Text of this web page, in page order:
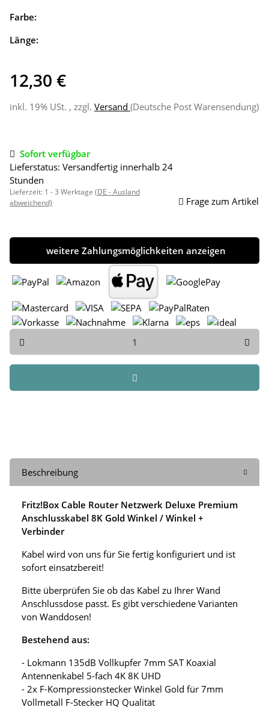
Farbe:
Länge:
12,30 €
inkl. 19% USt. , zzgl. Versand (Deutsche Post Warensendung)
Sofort verfügbar
Lieferstatus: Versandfertig innerhalb 24
Stunden
Lieferzeit: 1 - 3 Werktage (DE - Ausland
abweichend)
Frage zum Artikel
weitere Zahlungsmöglichkeiten anzeigen
Beschreibung
Fritz!Box Cable Router Netzwerk Deluxe Premium
Anschlusskabel 8K Gold Winkel / Winkel +
Verbinder
Kabel wird von uns für Sie fertig konfiguriert und ist
sofort einsatzbereit!
Bitte überprüfen Sie ob das Kabel zu Ihrer Wand
Anschlussdose passt. Es gibt verschiedene Varianten
von Wanddosen!
Bestehend aus:
- Lokmann 135dB Vollkupfer 7mm SAT Koaxial
Antennenkabel 5-fach 4K 8K UHD
- 2x F-Kompressionstecker Winkel Gold für 7mm
Vollmetall F-Stecker HQ Qualität